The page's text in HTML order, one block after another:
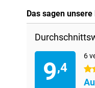
Das sagen
9,4
6
4.5